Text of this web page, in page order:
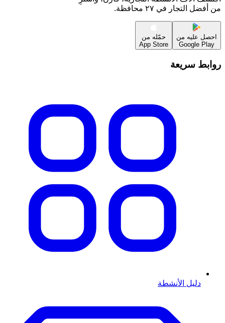
من أفضل التجار في ٢٧ محافظة.
احصل عليه من
Google Play
حمّله من
App Store
روابط سريعة
دليل الأنشطة